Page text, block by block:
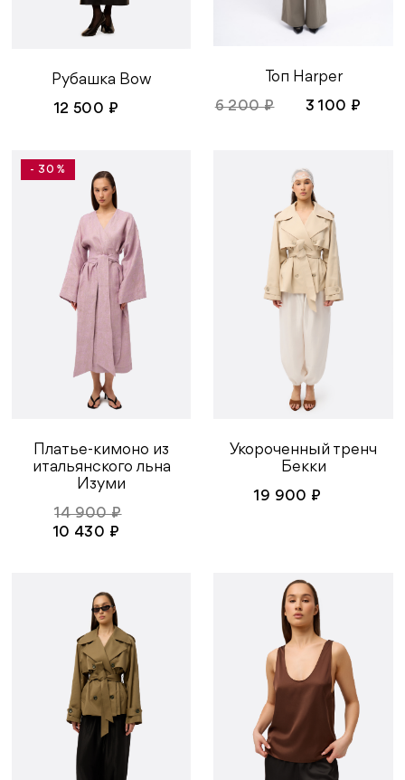
Рубашка Bow
12 500 ₽
Топ Harper
6 200 ₽ 3 100 ₽
- 30 %
Платье-кимоно из
итальянского льна
Изуми
14 900 ₽
10 430 ₽
Укороченный тренч
Бекки
19 900 ₽